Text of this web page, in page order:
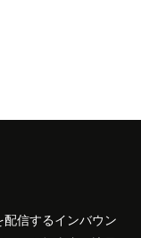
信するインバウン